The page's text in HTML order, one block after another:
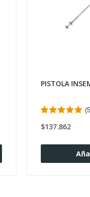
PISTOLA
$137.862